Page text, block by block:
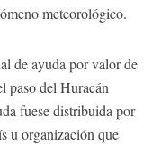
meteorológico.
de ayuda por valor de
paso del Huracán
fuese distribuida por
u organización que